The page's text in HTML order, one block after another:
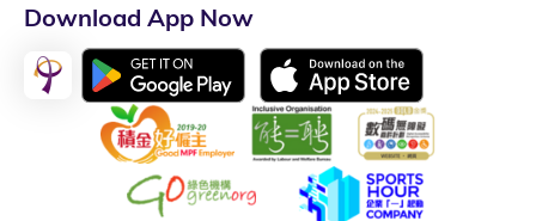
Download App Now